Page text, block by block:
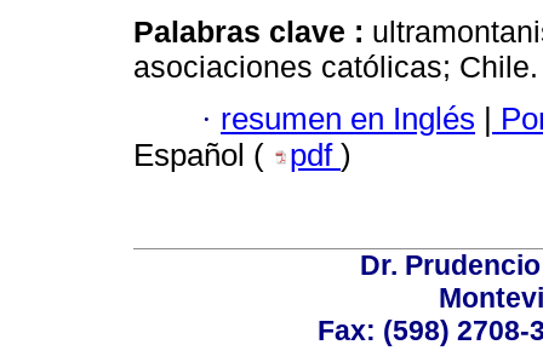
Palabras clave :
asociaciones católicas; Chile.
· resumen en Inglés |
Español (
pdf )
Dr.
Fax: (598) 2708-